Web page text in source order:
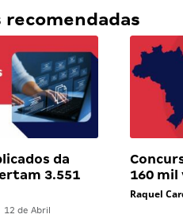
recomendadas
da
3.551
12 de Abril
160 mil
Raquel